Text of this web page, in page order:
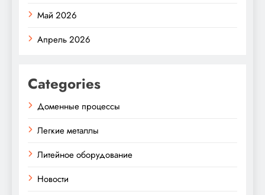
Май 2026
Апрель 2026
Categories
Доменные процессы
Легкие металлы
Литейное оборудование
Новости